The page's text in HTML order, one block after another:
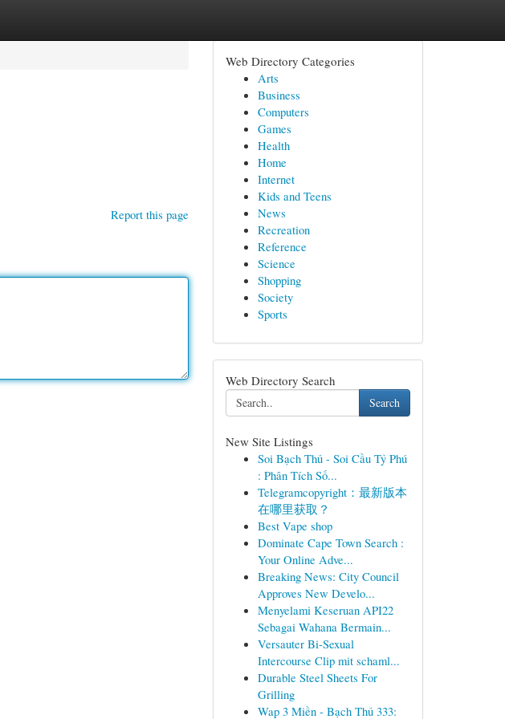
Report this page
Web Directory Categories
Arts
Business
Computers
Games
Health
Home
Internet
Kids and Teens
News
Recreation
Reference
Science
Shopping
Society
Sports
Web Directory Search
Search
New Site Listings
Soi Bạch Thủ - Soi Cầu Tỷ Phú
: Phân Tích Số...
Telegramcopyright：最新版本
在哪里获取？
Best Vape shop
Dominate Cape Town Search :
Your Online Adve...
Breaking News: City Council
Approves New Develo...
Menyelami Keseruan API22
Sebagai Wahana Bermain...
Versauter Bi-Sexual
Intercourse Clip mit schaml...
Durable Steel Sheets For
Grilling
Wap 3 Miền - Bạch Thủ 333: